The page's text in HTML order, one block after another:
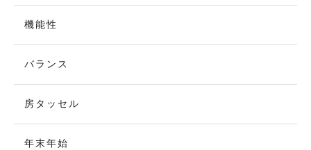
機能性
バランス
房タッセル
年末年始